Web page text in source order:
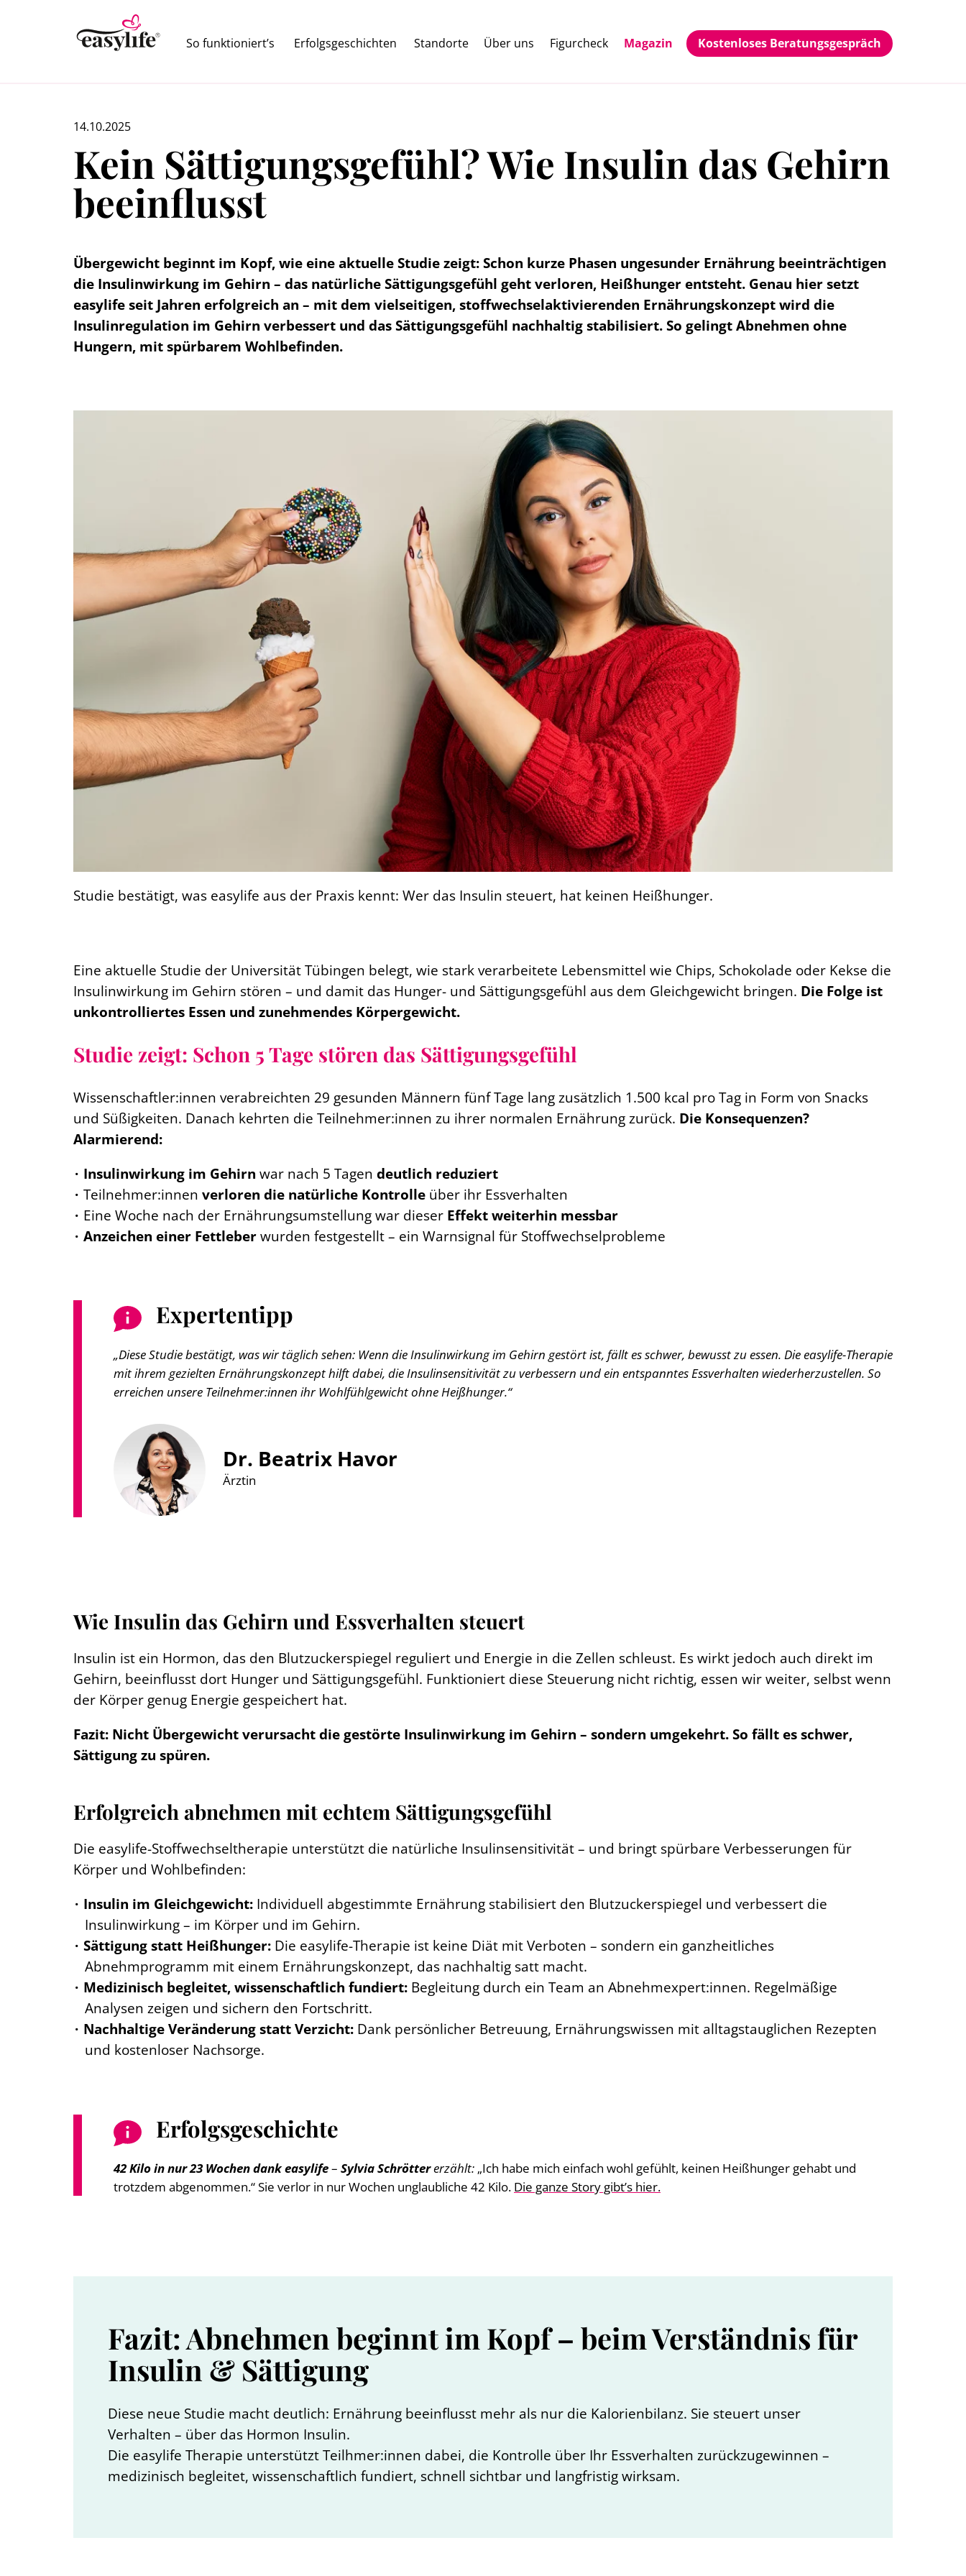
So funktioniert’s Erfolgsgeschichten Standorte Über uns Figurcheck Magazin Kostenloses Beratungsgespräch
14.10.2025
Kein Sättigungsgefühl? Wie Insulin das Gehirn
beeinflusst
Übergewicht beginnt im Kopf, wie eine aktuelle Studie zeigt: Schon kurze Phasen ungesunder Ernährung beeinträchtigen
die Insulinwirkung im Gehirn – das natürliche Sättigungsgefühl geht verloren, Heißhunger entsteht. Genau hier setzt
easylife seit Jahren erfolgreich an – mit dem vielseitigen, stoffwechselaktivierenden Ernährungskonzept wird die
Insulinregulation im Gehirn verbessert und das Sättigungsgefühl nachhaltig stabilisiert. So gelingt Abnehmen ohne
Hungern, mit spürbarem Wohlbefinden.
Studie bestätigt, was easylife aus der Praxis kennt: Wer das Insulin steuert, hat keinen Heißhunger.
Eine aktuelle Studie der Universität Tübingen belegt, wie stark verarbeitete Lebensmittel wie Chips, Schokolade oder Kekse die
Insulinwirkung im Gehirn stören – und damit das Hunger- und Sättigungsgefühl aus dem Gleichgewicht bringen. Die Folge ist
unkontrolliertes Essen und zunehmendes Körpergewicht.
Studie zeigt: Schon 5 Tage stören das Sättigungsgefühl
Wissenschaftler:innen verabreichten 29 gesunden Männern fünf Tage lang zusätzlich 1.500 kcal pro Tag in Form von Snacks
und Süßigkeiten. Danach kehrten die Teilnehmer:innen zu ihrer normalen Ernährung zurück. Die Konsequenzen?
Alarmierend:
Insulinwirkung im Gehirnwar nach 5 Tagendeutlich reduziert
Teilnehmer:innen verloren die natürliche Kontrolle über ihr Essverhalten
Eine Woche nach der Ernährungsumstellung war dieser Effekt weiterhin messbar
Anzeichen einer Fettleberwurden festgestellt – ein Warnsignal für Stoffwechselprobleme
Expertentipp
„Diese Studie bestätigt, was wir täglich sehen: Wenn die Insulinwirkung im Gehirn gestört ist, fällt es schwer, bewusst zu essen. Die easylife-Therapie
mit ihrem gezielten Ernährungskonzept hilft dabei, die Insulinsensitivität zu verbessern und ein entspanntes Essverhalten wiederherzustellen. So
erreichen unsere Teilnehmer:innen ihr Wohlfühlgewicht ohne Heißhunger.“
Dr. Beatrix Havor
Ärztin
Wie Insulin das Gehirn und Essverhalten steuert
Insulin ist ein Hormon, das den Blutzuckerspiegel reguliert und Energie in die Zellen schleust. Es wirkt jedoch auch direkt im
Gehirn, beeinflusst dort Hunger und Sättigungsgefühl. Funktioniert diese Steuerung nicht richtig, essen wir weiter, selbst wenn
der Körper genug Energie gespeichert hat.
Fazit: Nicht Übergewicht verursacht die gestörte Insulinwirkung im Gehirn – sondern umgekehrt. So fällt es schwer,
Sättigung zu spüren.
Erfolgreich abnehmen mit echtem Sättigungsgefühl
Die easylife-Stoffwechseltherapie unterstützt die natürliche Insulinsensitivität – und bringt spürbare Verbesserungen für
Körper und Wohlbefinden:
Insulin im Gleichgewicht: Individuell abgestimmte Ernährung stabilisiert den Blutzuckerspiegel und verbessert die
Insulinwirkung – im Körper und im Gehirn.
Sättigung statt Heißhunger: Die easylife-Therapie ist keine Diät mit Verboten – sondern ein ganzheitliches
Abnehmprogramm mit einem Ernährungskonzept, das nachhaltig satt macht.
Medizinisch begleitet, wissenschaftlich fundiert: Begleitung durch ein Team an Abnehmexpert:innen. Regelmäßige
Analysen zeigen und sichern den Fortschritt.
Nachhaltige Veränderung statt Verzicht: Dank persönlicher Betreuung, Ernährungswissen mit alltagstauglichen Rezepten
und kostenloser Nachsorge.
Erfolgsgeschichte
42 Kilo in nur 23 Wochen dank easylife– Sylvia Schröttererzählt: „Ich habe mich einfach wohl gefühlt, keinen Heißhunger gehabt und
trotzdem abgenommen.“ Sie verlor in nur Wochen unglaubliche 42 Kilo. Die ganze Story gibt’s hier.
Fazit: Abnehmen beginnt im Kopf – beim Verständnis für
Insulin & Sättigung
Diese neue Studie macht deutlich: Ernährung beeinflusst mehr als nur die Kalorienbilanz. Sie steuert unser
Verhalten – über das Hormon Insulin.
Die easylife Therapie unterstützt Teilhmer:innen dabei, die Kontrolle über Ihr Essverhalten zurückzugewinnen –
medizinisch begleitet, wissenschaftlich fundiert, schnell sichtbar und langfristig wirksam.